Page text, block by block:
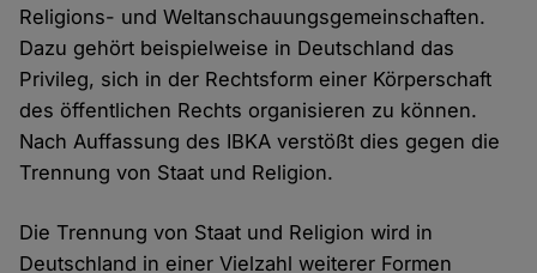
Religions- und Weltanschauungsgemeinschaften.
Dazu gehört beispielweise in Deutschland das
Privileg, sich in der Rechtsform einer Körperschaft
des öffentlichen Rechts organisieren zu können.
Nach Auffassung des IBKA verstößt dies gegen die
Trennung von Staat und Religion.
Die Trennung von Staat und Religion wird in
Deutschland in einer Vielzahl weiterer Formen